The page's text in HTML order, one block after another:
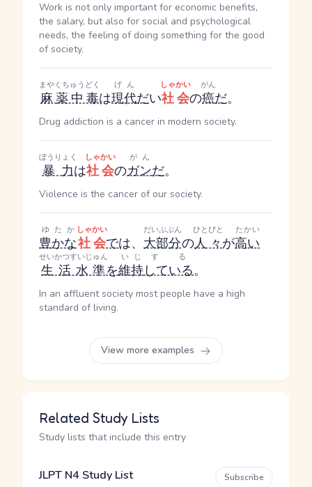
Work is not only important for economic benefits,
the salary, but also for social and psychological
needs, the feeling of doing something for the good
of society.
麻薬中毒
まやくちゅうどく
は現代
げん
だい社会
しゃかい
の癌
がん
だ。
Drug addiction is a cancer in modern society.
暴力
ぼうりょく
は社会
しゃかい
のガン
がん
だ。
Violence is the cancer of our society.
豊かな
ゆたか
社会
しゃかい
では、 大部分
だいぶぶん
の人々
ひとびと
が高い
たかい
生活水準
せいかつすいじゅん
を維持
いじ
している
する
。
In an affluent society most people have a high
standard of living.
View more examples
Related Study Lists
Study lists that include this entry
JLPT N4 Study List Subscribe